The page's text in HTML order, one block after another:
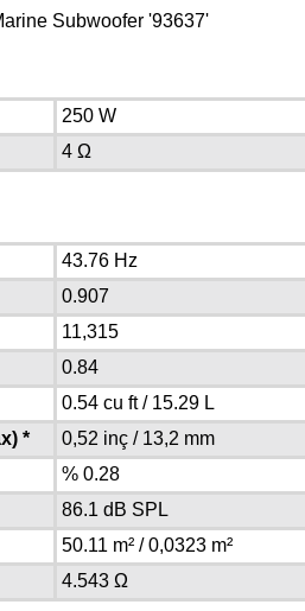
250 W
4 Ω
43.76 Hz
0.907
11,315
0.84
0.54 cu ft / 15.29 L
*
0,52 inç / 13,2 mm
% 0.28
86.1 dB SPL
50.11 m² / 0,0323 m²
4.543 Ω